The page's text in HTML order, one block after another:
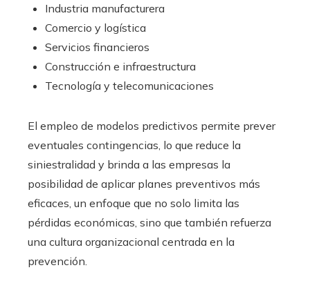
Industria manufacturera
Comercio y logística
Servicios financieros
Construcción e infraestructura
Tecnología y telecomunicaciones
El empleo de modelos predictivos permite prever
eventuales contingencias, lo que reduce la
siniestralidad y brinda a las empresas la
posibilidad de aplicar planes preventivos más
eficaces, un enfoque que no solo limita las
pérdidas económicas, sino que también refuerza
una cultura organizacional centrada en la
prevención.